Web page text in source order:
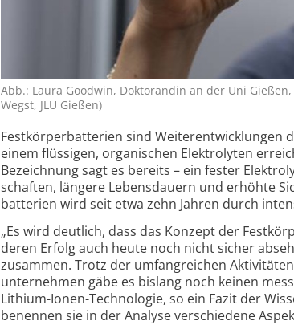
Abb.: Laura Goodwin, Doktorandin an der Uni
Wegst, JLU Gießen)
Festkörperbatterien sind Weiter­ent­wicklungen
einem flüssigen, organischen Elektrolyten
Bezeichnung sagt es bereits – ein fester
schaften, längere Lebensdauern und erhöhte
batterien wird seit etwa zehn Jahren durch
„Es wird deutlich, dass das Konzept der
deren Erfolg auch heute noch nicht sicher
zusammen. Trotz der umfangreichen
unternehmen gäbe es bislang noch keinen
Lithium-Ionen-Technologie, so ein Fazit der
benennen sie in der Analyse verschiedene